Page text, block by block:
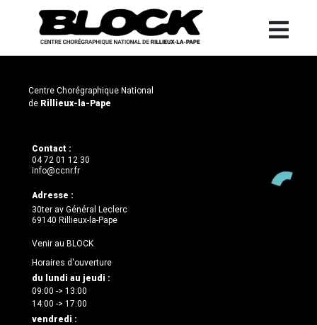
Centre Chorégraphique National
de Rillieux-la-Pape
Contact :
04 72 01 12 30
info@ccnr.fr
Adresse :
30ter av Général Leclerc
69140 Rillieux-la-Pape
Venir au BLOCK
Horaires d'ouverture
du lundi au jeudi :
09:00 -> 13:00
14:00 -> 17:00
vendredi :